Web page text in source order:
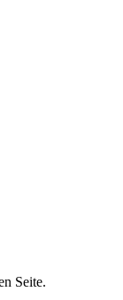
Seite.